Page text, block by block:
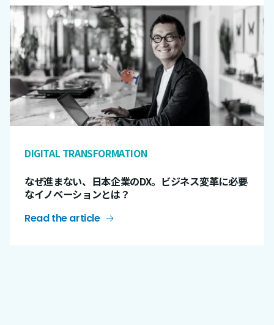
DIGITAL TRANSFORMATION
なぜ進まない、日本企業のDX。ビジネス変革に必要
なイノベーションとは？
Read the article